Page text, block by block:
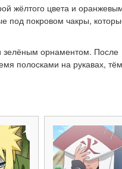
жёлтого цвета и
под покровом чакры,
зелёным орнаментом. После
полосками на рукавах,